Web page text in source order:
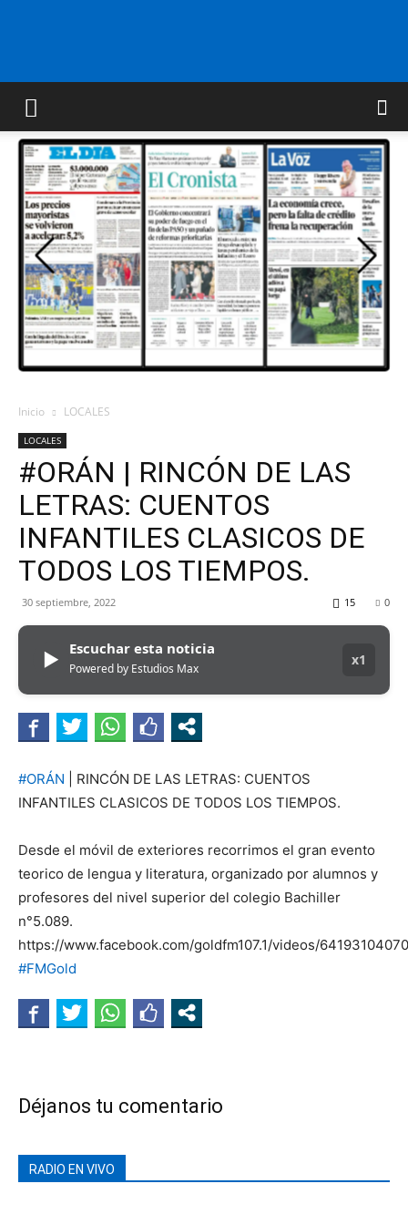
FM
GOLD
ORAN
107.1
Inicio LOCALES
LOCALES
#ORÁN | RINCÓN DE LAS
LETRAS: CUENTOS
INFANTILES CLASICOS DE
TODOS LOS TIEMPOS.
30 septiembre, 2022 0
15
▶ Escuchar esta noticia
Powered by Estudios Max
x1
#ORÁN | RINCÓN DE LAS LETRAS: CUENTOS
INFANTILES CLASICOS DE TODOS LOS TIEMPOS.
Desde el móvil de exteriores recorrimos el gran evento
teorico de lengua y literatura, organizado por alumnos y
profesores del nivel superior del colegio Bachiller
n°5.089.
https://www.facebook.com/goldfm107.1/videos/
#FMGold
Déjanos tu comentario
RADIO EN VIVO